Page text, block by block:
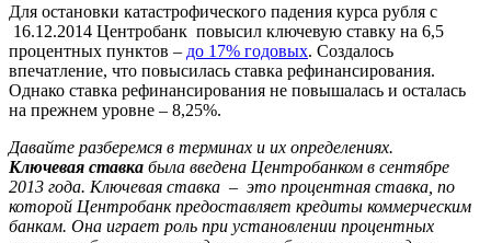
Для остановки катастрофического падения курса рубля с
16.12.2014 Центробанк повысил ключевую ставку на 6,5
процентных пунктов – до 17% годовых. Создалось
впечатление, что повысилась ставка рефинансирования.
Однако ставка рефинансирования не повышалась и осталась
на прежнем уровне – 8,25%.
Давайте разберемся в терминах и их определениях.
Ключевая ставка была введена Центробанком в сентябре
2013 года. Ключевая ставка – это процентная ставка, по
которой Центробанк предоставляет кредиты коммерческим
банкам. Она играет роль при установлении процентных